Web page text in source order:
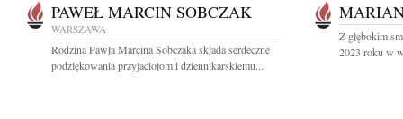
PAWEŁ MARCIN SOBCZAK
WARSZAWA
Rodzina Pawła Marcina Sobczaka składa serdeczne
podziękowania przyjaciołom i dziennikarskiemu...
Z głębokim
2023 roku w